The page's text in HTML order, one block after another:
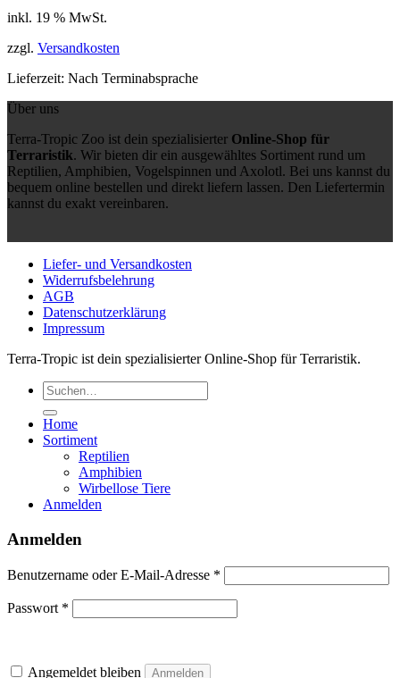
inkl. 19 % MwSt.
zzgl. Versandkosten
Lieferzeit: Nach Terminabsprache
Über uns
Terra-Tropic Zoo ist dein spezialisierter Online-Shop für
Terraristik. Wir bieten dir ein ausgewähltes Sortiment rund um
Reptilien, Amphibien, Vogelspinnen und Axolotl. Bei uns kannst du
bequem online bestellen und direkt liefern lassen. Den Liefertermin
kannst du exakt vereinbaren.
Liefer- und Versandkosten
Widerrufsbelehrung
AGB
Datenschutzerklärung
Impressum
Terra-Tropic ist dein spezialisierter Online-Shop für Terraristik.
Suchen
nach:
Home
Sortiment
Reptilien
Amphibien
Wirbellose Tiere
Anmelden
Anmelden
Benutzername oder E-Mail-Adresse *
Passwort *
Angemeldet bleiben Anmelden